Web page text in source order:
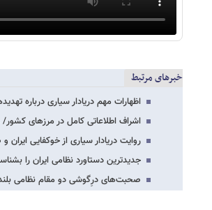
خبرهای مرتبط
اظهارات مهم دریادار سیاری درباره
اشراف اطلاعاتی کامل در مرزهای
روایت دریادار سیاری از خوکفایی
جدیدترین دستاورد نظامی ایران را
صحبت‌های درِگوشی دو مقام نظامی